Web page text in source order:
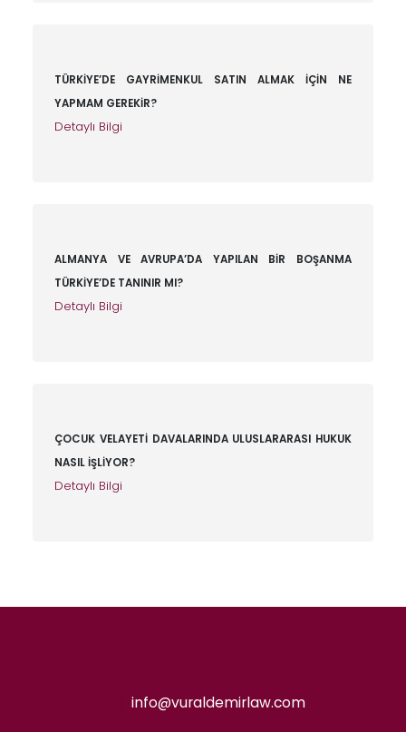
TÜRKİYE’DE GAYRİMENKUL SATIN ALMAK İÇİN NE
YAPMAM GEREKİR?
Detaylı Bilgi
ALMANYA VE AVRUPA’DA YAPILAN BİR BOŞANMA
TÜRKİYE’DE TANINIR MI?
Detaylı Bilgi
ÇOCUK VELAYETİ DAVALARINDA ULUSLARARASI HUKUK
NASIL İŞLİYOR?
Detaylı Bilgi
info@vuraldemirlaw.com